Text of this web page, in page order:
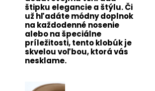
štipku elegancie a štýlu. Či
už hľadáte módny doplnok
na každodenné nosenie
alebo na špeciálne
príležitosti, tento klobúk je
skvelou voľbou, ktorá vás
nesklame.